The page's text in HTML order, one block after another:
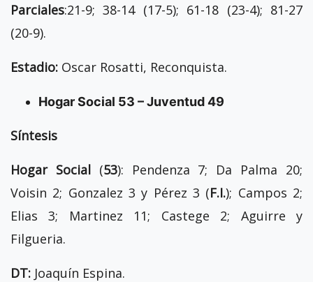
Parciales:21-9; 38-14 (17-5); 61-18 (23-4); 81-27
(20-9).
Estadio: Oscar Rosatti, Reconquista.
Hogar Social 53 – Juventud 49
Síntesis
Hogar Social (53): Pendenza 7; Da Palma 20;
Voisin 2; Gonzalez 3 y Pérez 3 (F.I.); Campos 2;
Elias 3; Martinez 11; Castege 2; Aguirre y
Filgueria.
DT: Joaquín Espina.